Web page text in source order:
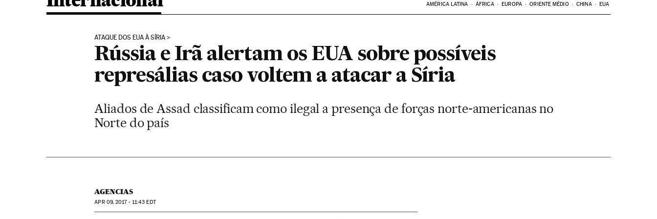
AMÉRICA LATINA ÁFRICA EUROPA ORIENTE MÉDIO CHINA EUA
ATAQUE DOS EUA À SÍRIA
Rússia e Irã alertam os EUA sobre possíveis
represálias caso voltem a atacar a Síria
Aliados de Assad classificam como ilegal a presença de forças norte-americanas no
Norte do país
AGENCIAS
APR09, 2017 - 11:43 EDT